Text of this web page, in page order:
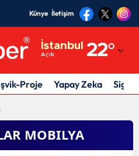
Künye İletişim
İstanbul
Açık 22°
Adıyaman
Afyonkarahisar
Amasya
Proje Yapay Zeka
MOBILYA